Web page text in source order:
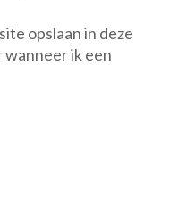
opslaan in deze
ik een